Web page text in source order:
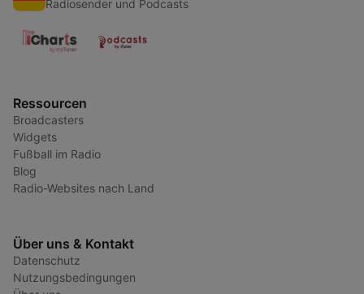
Radiosender und Podcasts
Ressourcen
Broadcasters
Widgets
Fußball im Radio
Blog
Radio-Websites nach Land
Über uns & Kontakt
Datenschutz
Nutzungsbedingungen